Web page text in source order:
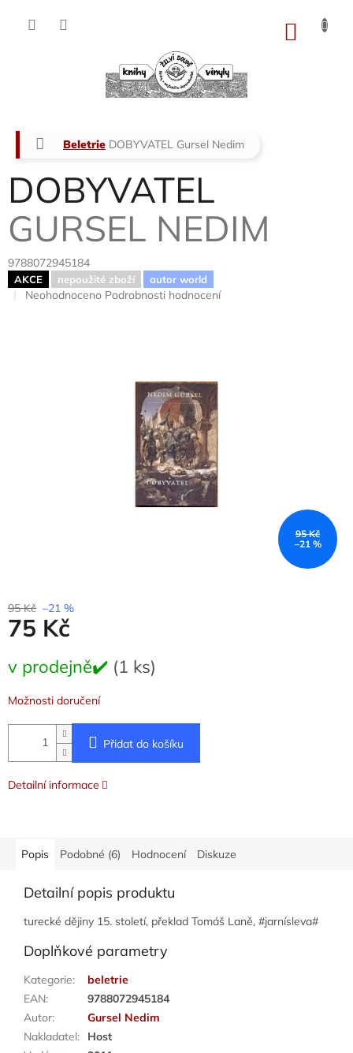
Domů
Beletrie DOBYVATEL Gursel Nedim
DOBYVATEL
GURSEL NEDIM
9788072945184
AKCE nepoužité zboží autor world
Průměrné
Neohodnoceno Podrobnosti hodnocení
95 Kč
–21 %
95 Kč –21 %
75 Kč
cena:
v prodejně✔️ (1 ks)
Možnosti doručení
Přidat do košíku
Detailní informace
Popis Podobné (6) Hodnocení Diskuze
Detailní popis produktu
turecké dějiny 15. století, překlad Tomáš Laně, #jarnísleva#
Doplňkové parametry
Kategorie:
beletrie
EAN:
9788072945184
Autor:
Gursel Nedim
Nakladatel:
Host